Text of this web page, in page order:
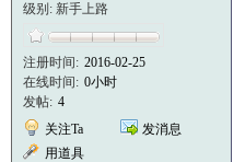
级别: 新手上路
注册时间: 2016-02-25
在线时间: 0小时
发帖: 4
关注Ta
发消息
用道具